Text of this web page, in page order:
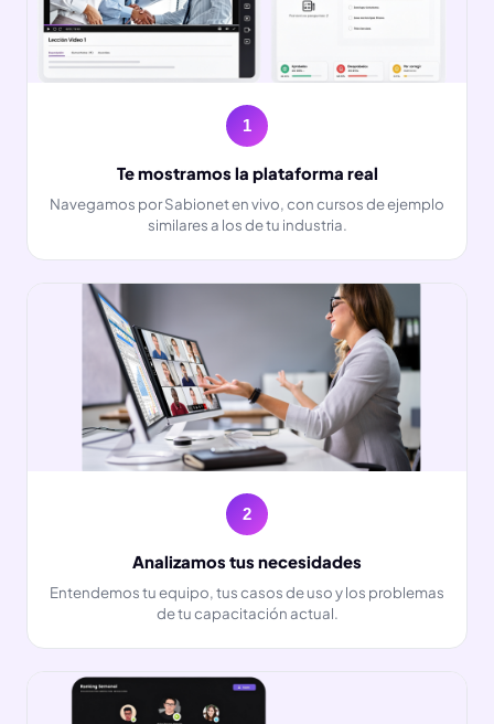
1
Te mostramos la plataforma real
Navegamos por Sabionet en vivo, con cursos de ejemplo
similares a los de tu industria.
2
Analizamos tus necesidades
Entendemos tu equipo, tus casos de uso y los problemas
de tu capacitación actual.